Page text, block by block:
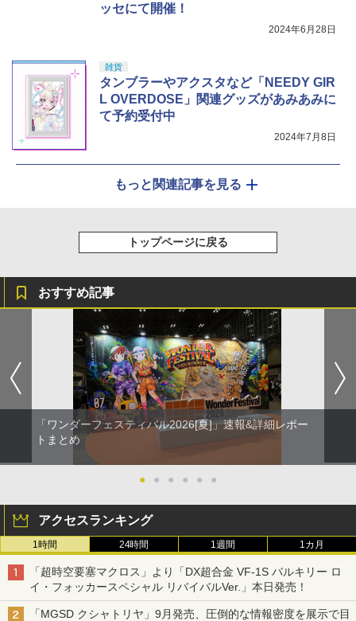
ッセにて開催！
2024年6月28日
雑貨
タンブラーやアクスタなど「NEEDY GIR
L OVERDOSE」関連グッズがあみあみに
て予約受付中
2024年7月8日
もっと関連記事を見る
トップページに戻る
おすすめ記事
「ワンダーフェスティバル2026[夏]」速報&詳細レポー
トまとめ
● ● ● ● ● ●
アクセスランキング
1時間 24時間 1週間 1カ月
「超時空要塞マクロス」より「DX超合金 VF-1S バルキリー ロ
イ・フォッカースペシャル リバイバルVer.」本日発売！
「MGSD クシャトリヤ」9月発売、圧倒的な情報密度を展示で目